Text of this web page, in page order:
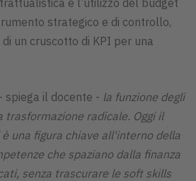
strategico e di controllo,
un cruscotto di KPI per una
spiega il docente - la funzione degli
trasformazione radicale. Oggi il
una figura chiave all'interno della
che spaziano dalla finanza
senza trascurare le soft skills